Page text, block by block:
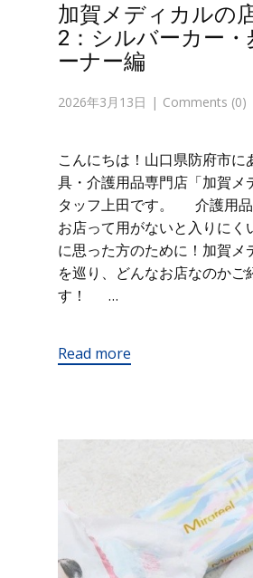
加賀メディカルの
2：シルバーカー・
ーナー編
2026年3月13日 Comments (0)
こんにちは！山口県防府市に
具・介護用品専門店「加賀メ
タッフ上田です。 介護用
お店って用がないと入りにく
に思った方のために！加賀メ
を巡り、どんなお店なのかご
す！ …
Read more